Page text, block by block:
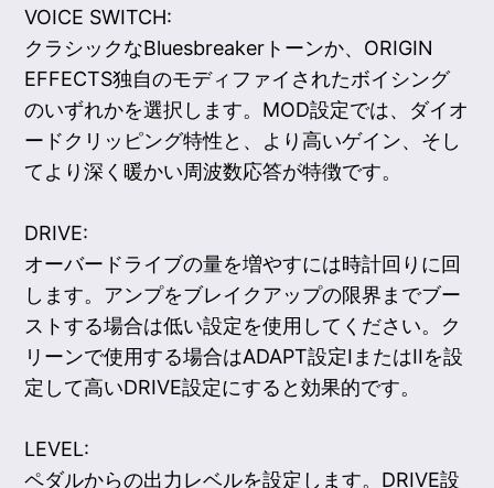
VOICE SWITCH:
クラシックなBluesbreakerトーンか、ORIGIN
EFFECTS独自のモディファイされたボイシング
のいずれかを選択します。MOD設定では、ダイオ
ードクリッピング特性と、より高いゲイン、そし
てより深く暖かい周波数応答が特徴です。
DRIVE:
オーバードライブの量を増やすには時計回りに回
します。アンプをブレイクアップの限界までブー
ストする場合は低い設定を使用してください。ク
リーンで使用する場合はADAPT設定IまたはIIを設
定して高いDRIVE設定にすると効果的です。
LEVEL:
ペダルからの出力レベルを設定します。DRIVE設